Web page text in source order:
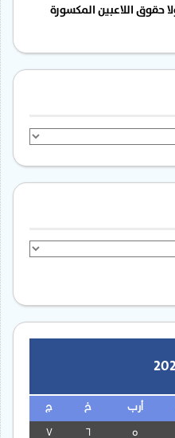
حقوق اللاعبين المكسورة
أرب خ ج